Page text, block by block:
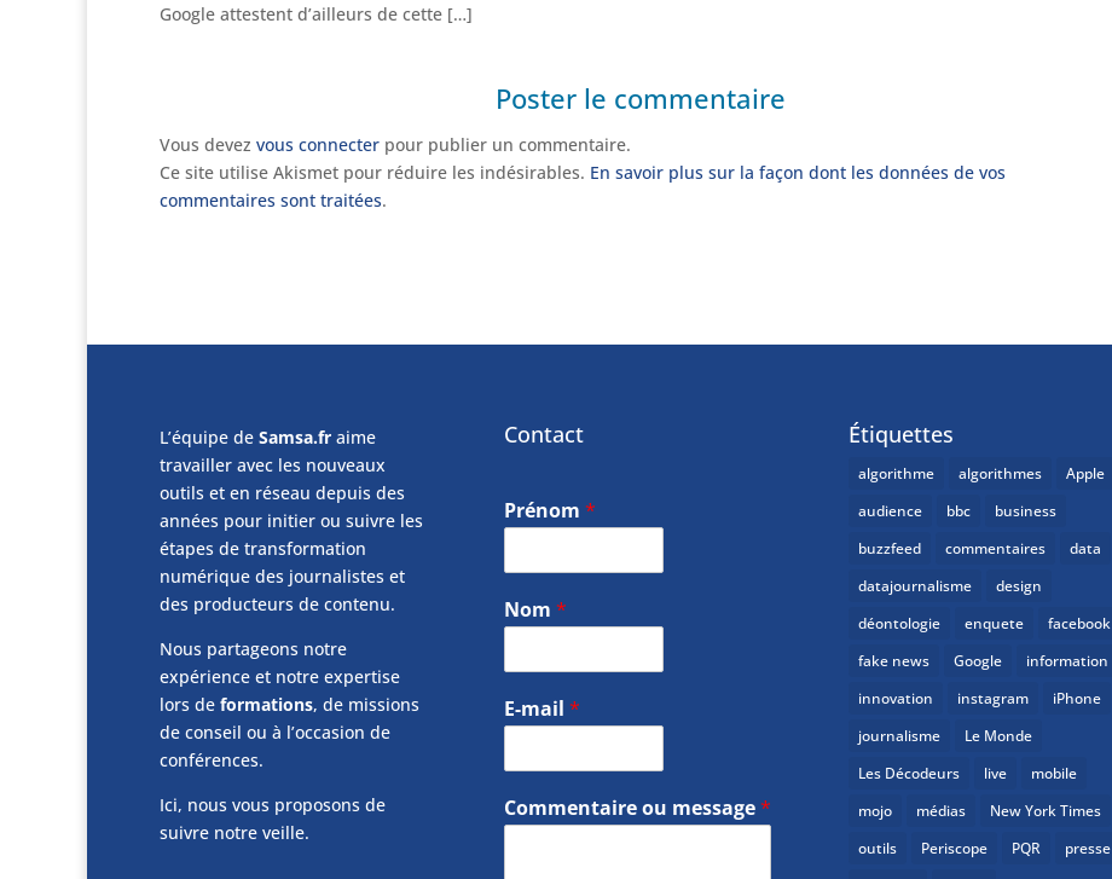
Google attestent d’ailleurs de cette […]
Poster le commentaire
Vous devez vous connecter pour publier un commentaire.
Ce site utilise Akismet pour réduire les indésirables. En savoir plus sur la façon dont les données de vos
commentaires sont traitées.
L’équipe de Samsa.fr aime
travailler avec les nouveaux
outils et en réseau depuis des
années pour initier ou suivre les
étapes de transformation
numérique des journalistes et
des producteurs de contenu.
Nous partageons notre
expérience et notre expertise
lors de formations, de missions
de conseil ou à l’occasion de
conférences.
Ici, nous vous proposons de
suivre notre veille.
Contact
Prénom *
Nom *
E-mail *
Commentaire ou message*
Étiquettes
algorithme algorithmes
Apple
audience
bbc
business
buzzfeed
commentaires
data
datajournalisme
design
déontologie
enquete
facebook
fake news
Google
information
innovation
instagram
iPhone
journalisme
Le Monde
Les Décodeurs
live
mobile
mojo
médias
New York Times
outils
Periscope PQR
presse